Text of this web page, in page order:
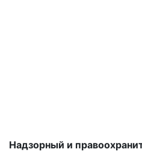
Надзорный и